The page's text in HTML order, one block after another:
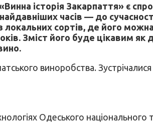
історія Закарпаття» є
часів — до
локальних сортів, де його
Зміст його буде цікавим як
виноробства.
Одеського національного